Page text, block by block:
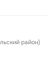
район)